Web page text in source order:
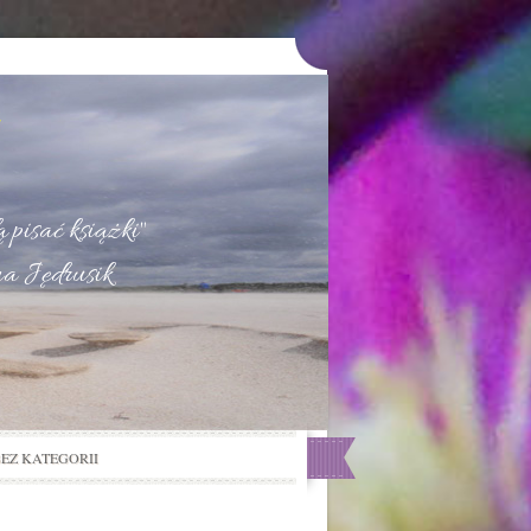
pisać książki"
Jędrusik
KATEGORII